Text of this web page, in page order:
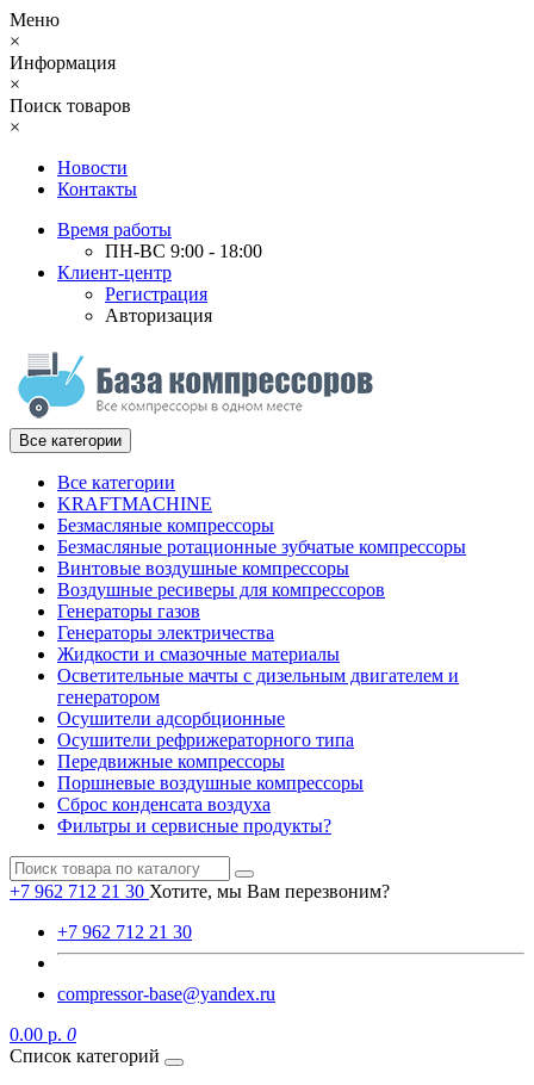
Меню
×
Информация
×
Поиск товаров
×
Новости
Контакты
Время работы
ПН-ВС 9:00 - 18:00
Клиент-центр
Регистрация
Авторизация
Все категории
Все категории
KRAFTMACHINE
Безмасляные компрессоры
Безмасляные ротационные зубчатые компрессоры
Винтовые воздушные компрессоры
Воздушные ресиверы для компрессоров
Генераторы газов
Генераторы электричества
Жидкости и смазочные материалы
Осветительные мачты с дизельным двигателем и
генератором
Осушители адсорбционные
Осушители рефрижераторного типа
Передвижные компрессоры
Поршневые воздушные компрессоры
Сброс конденсата воздуха
Фильтры и сервисные продукты?
+7 962 712 21 30 Хотите, мы Вам перезвоним?
+7 962 712 21 30
compressor-base@yandex.ru
0.00 р. 0
Список категорий